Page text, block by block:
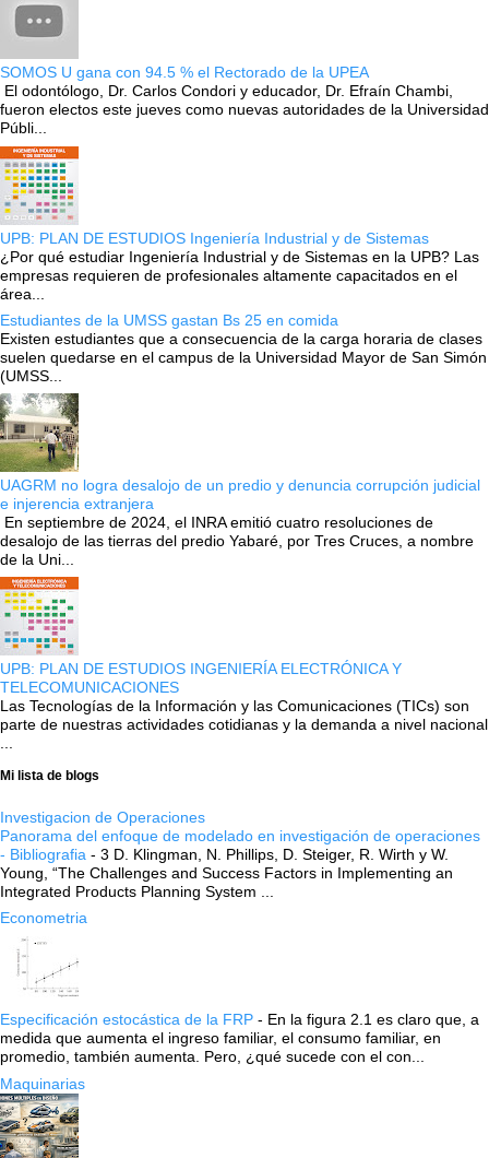
SOMOS U gana con 94.5 % el Rectorado de la UPEA
El odontólogo, Dr. Carlos Condori y educador, Dr. Efraín Chambi,
fueron electos este jueves como nuevas autoridades de la Universidad
Públi...
UPB: PLAN DE ESTUDIOS Ingeniería Industrial y de Sistemas
¿Por qué estudiar Ingeniería Industrial y de Sistemas en la UPB? Las
empresas requieren de profesionales altamente capacitados en el
área...
Estudiantes de la UMSS gastan Bs 25 en comida
Existen estudiantes que a consecuencia de la carga horaria de clases
suelen quedarse en el campus de la Universidad Mayor de San Simón
(UMSS...
UAGRM no logra desalojo de un predio y denuncia corrupción judicial
e injerencia extranjera
En septiembre de 2024, el INRA emitió cuatro resoluciones de
desalojo de las tierras del predio Yabaré, por Tres Cruces, a nombre
de la Uni...
UPB: PLAN DE ESTUDIOS INGENIERÍA ELECTRÓNICA Y
TELECOMUNICACIONES
Las Tecnologías de la Información y las Comunicaciones (TICs) son
parte de nuestras actividades cotidianas y la demanda a nivel nacional
Mi lista de blogs
Investigacion de Operaciones
Panorama del enfoque de modelado en investigación de operaciones
- Bibliografia - 3 D. Klingman, N. Phillips, D. Steiger, R. Wirth y W.
Young, “The Challenges and Success Factors in Implementing an
Integrated Products Planning System ...
Econometria
Especificación estocástica de la FRP - En la figura 2.1 es claro que, a
medida que aumenta el ingreso familiar, el consumo familiar, en
promedio, también aumenta. Pero, ¿qué sucede con el con...
Maquinarias